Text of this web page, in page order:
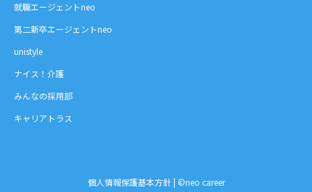
就職エージェントneo
第二新卒エージェントneo
unistyle
ナイス！介護
みんなの採用部
キャリアトラス
個人情報保護基本方針| ©neo career